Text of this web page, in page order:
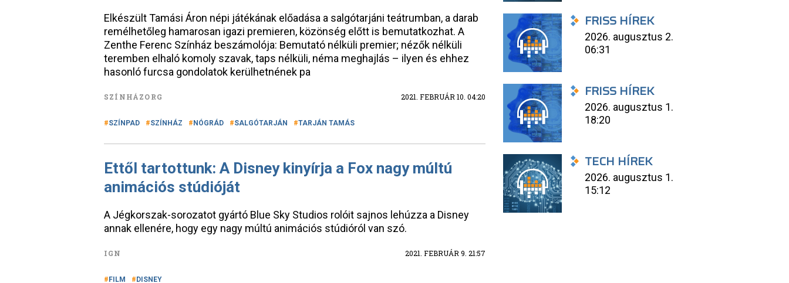
Elkészült Tamási Áron népi játékának előadása a salgótarjáni teátrumban, a darab
remélhetőleg hamarosan igazi premieren, közönség előtt is bemutatkozhat. A
Zenthe Ferenc Színház beszámolója: Bemutató nélküli premier; nézők nélküli
teremben elhaló komoly szavak, taps nélküli, néma meghajlás – ilyen és ehhez
hasonló furcsa gondolatok kerülhetnének pa
SZÍNHÁZORG 2021. FEBRUÁR 10. 04:20
SZÍNPAD SZÍNHÁZ NÓGRÁD SALGÓTARJÁN TARJÁN TAMÁS
Ettől tartottunk: A Disney kinyírja a Fox nagy múltú
animációs stúdióját
A Jégkorszak-sorozatot gyártó Blue Sky Studios rolóit sajnos lehúzza a Disney
annak ellenére, hogy egy nagy múltú animációs stúdióról van szó.
IGN 2021. FEBRUÁR 9. 21:57
FILM DISNEY
FRISS HÍREK
2026. augusztus 2.
06:31
FRISS HÍREK
2026. augusztus 1.
18:20
TECH HÍREK
2026. augusztus 1.
15:12